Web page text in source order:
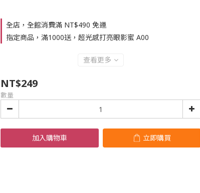
全店，全館消費滿 NT$490 免運
指定商品，滿1000送，超光感打亮眼影蜜 A00
查看更多
NT$249
數量
加入購物車 立即購買